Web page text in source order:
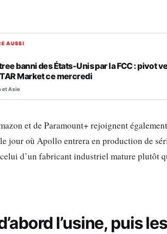
AUSSI
banni des États-Unis par la FCC : pivot
Market ce mercredi
et Asie
et de Paramount+ rejoignent
jour où Apollo entrera en production de
d’un fabricant industriel mature plutôt
l’usine, puis